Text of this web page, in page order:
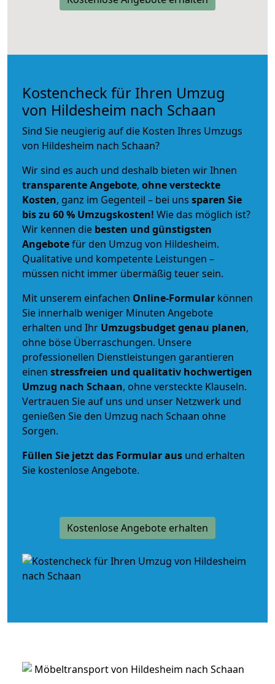
Kostencheck für Ihren Umzug
von Hildesheim nach Schaan
Sind Sie neugierig auf die Kosten Ihres Umzugs
von Hildesheim nach Schaan?
Wir sind es auch und deshalb bieten wir Ihnen
transparente Angebote, ohne versteckte
Kosten, ganz im Gegenteil – bei uns sparen Sie
bis zu 60 % Umzugskosten! Wie das möglich ist?
Wir kennen die besten und günstigsten
Angebotefür den Umzug von Hildesheim.
Qualitative und kompetente Leistungen –
müssen nicht immer übermäßig teuer sein.
Mit unserem einfachen Online-Formular können
Sie innerhalb weniger Minuten Angebote
erhalten und Ihr Umzugsbudgetgenau planen,
ohne böse Überraschungen. Unsere
professionellen Dienstleistungen garantieren
einen stressfreien und qualitativ hochwertigen
Umzug nach Schaan, ohne versteckte Klauseln.
Vertrauen Sie auf uns und unser Netzwerk und
genießen Sie den Umzug nach Schaan ohne
Sorgen.
Füllen Sie jetzt das Formular aus und erhalten
Sie kostenlose Angebote.
Kostenlose Angebote erhalten